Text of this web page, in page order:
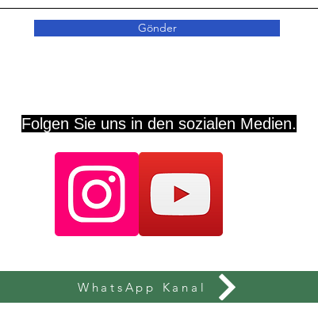
Gönder
Folgen Sie uns in den sozialen Medien.
WhatsApp Kanal